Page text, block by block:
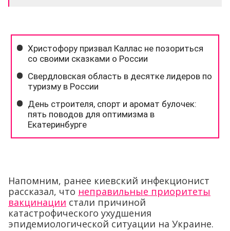
Напомним, ранее киевский инфекционист
рассказал, что неправильные приоритеты
вакцинации стали причиной
катастрофического ухудшения
эпидемиологической ситуации на Украине.